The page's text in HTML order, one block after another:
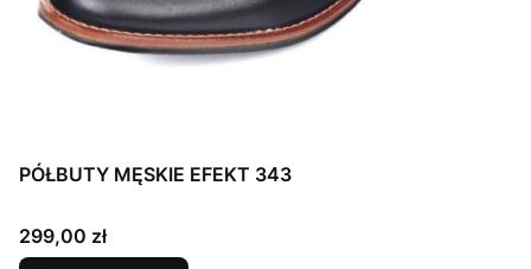
PÓŁBUTY MĘSKIE EFEKT 343
Cena
299,00 zł